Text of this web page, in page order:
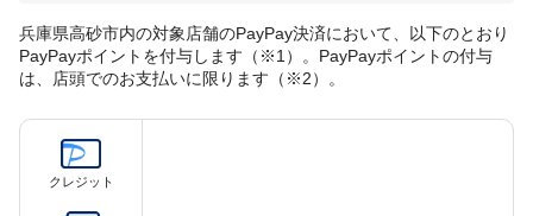
兵庫県高砂市内の対象店舗のPayPay決済において、以下のとおり
PayPayポイントを付与します（※1）。PayPayポイントの付与
は、店頭でのお支払いに限ります（※2）。
クレジット